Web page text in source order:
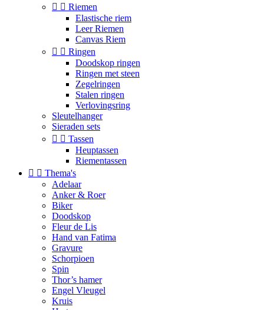
  Riemen
Elastische riem
Leer Riemen
Canvas Riem
  Ringen
Doodskop ringen
Ringen met steen
Zegelringen
Stalen ringen
Verlovingsring
Sleutelhanger
Sieraden sets
  Tassen
Heuptassen
Riementassen
  Thema's
Adelaar
Anker & Roer
Biker
Doodskop
Fleur de Lis
Hand van Fatima
Gravure
Schorpioen
Spin
Thor’s hamer
Engel Vleugel
Kruis